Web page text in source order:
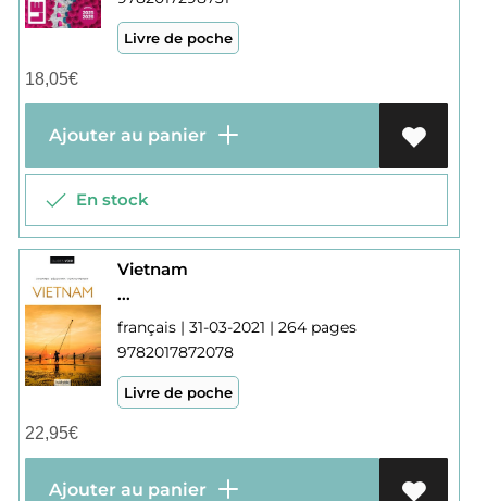
Livre de poche
18,05€
Ajouter au panier
En stock
Vietnam
...
français | 31-03-2021 | 264 pages
9782017872078
Livre de poche
22,95€
Ajouter au panier